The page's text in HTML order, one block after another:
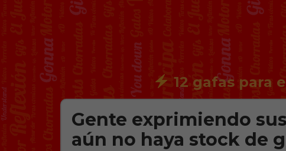
12 gafas para
Gente exprimiendo
aún no haya stock de